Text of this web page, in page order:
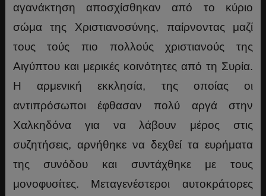
αγανάκτηση αποσχίσθηκαν από το κύριο
σώμα της Χριστιανοσύνης, παίρνοντας μαζί
τους τούς πιο πολλούς χριστιανούς της
Αιγύπτου και μερικές κοινότητες από τη Συρία.
Η αρμενική εκκλησία, της οποίας οι
αντιπρόσωποι έφθασαν πολύ αργά στην
Χαλκηδόνα για να λάβουν μέρος στις
συζητήσεις, αρνήθηκε να δεχθεί τα ευρήματα
της συνόδου και συντάχθηκε με τους
μονοφυσίτες. Μεταγενέστεροι αυτοκράτορες